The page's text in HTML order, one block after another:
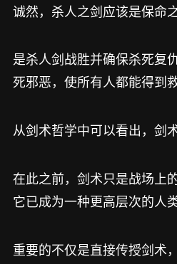
诚然，杀人之剑应该是保命之
是杀人剑战胜并确保杀死复
死邪恶，使所有人都能得到救
从剑术哲学中可以看出，剑
在此之前，剑术只是战场上
它已成为一种更高层次的人
重要的不仅是直接传授剑术